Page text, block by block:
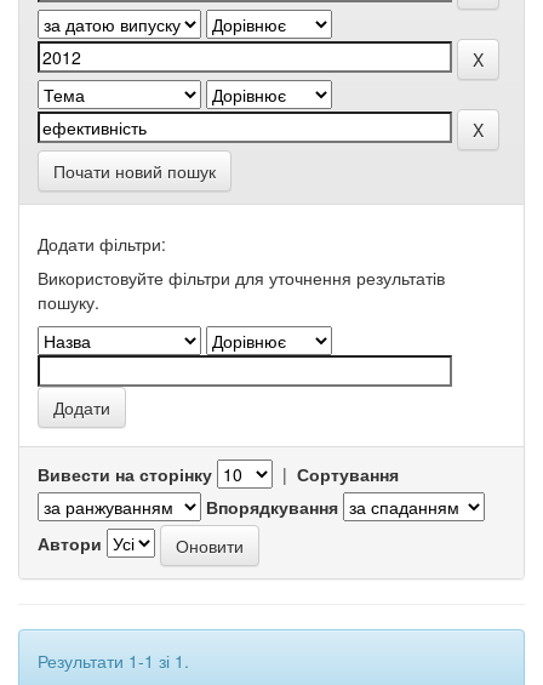
Почати новий пошук
Додати фільтри:
Використовуйте фільтри для уточнення результатів
пошуку.
Вивести на сторінку | Сортування
Впорядкування
Автори
Результати 1-1 зі 1.